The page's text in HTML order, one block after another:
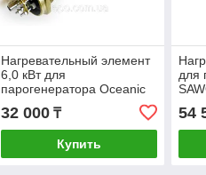
Нагревательный элемент
6,0 кВт для
парогенератора Oceanic
32 000₸
Купить
для
54